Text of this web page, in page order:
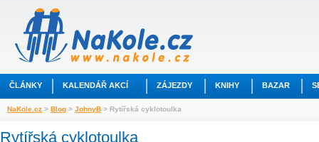
ČLÁNKY KALENDÁŘ AKCÍ ZÁJEZDY KNIHY BAZAR
NaKole.cz > Blog > JohnyB > Rytířská cyklotoulka
Rytířská cyklotoulka